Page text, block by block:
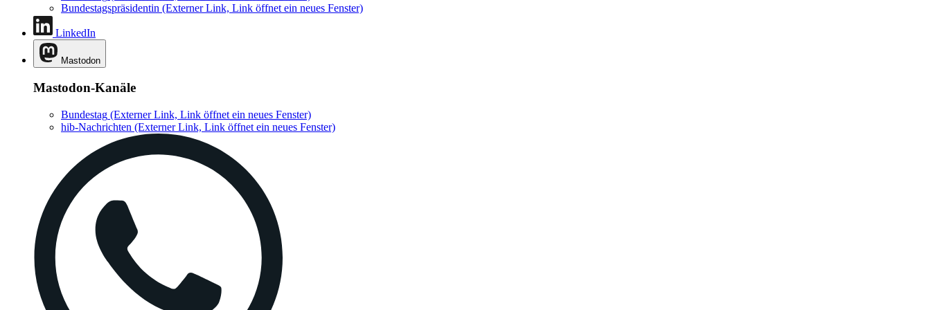
Bundestagspräsidentin (Externer Link, Link öffnet ein neues Fenster)
LinkedIn
Mastodon
Mastodon-Kanäle
Bundestag (Externer Link, Link öffnet ein neues Fenster)
hib-Nachrichten (Externer Link, Link öffnet ein neues Fenster)